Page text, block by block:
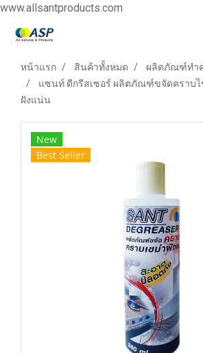
www.allsantproducts.com
หน้าแรก สินค้าทั้งหมด
ผลิตภัณฑ์ทำ
แซนท์ ดีกรีสเซอร์ ผลิตภัณฑ์ขจัดคราบไ
ฝังแน่น
New
Best Seller